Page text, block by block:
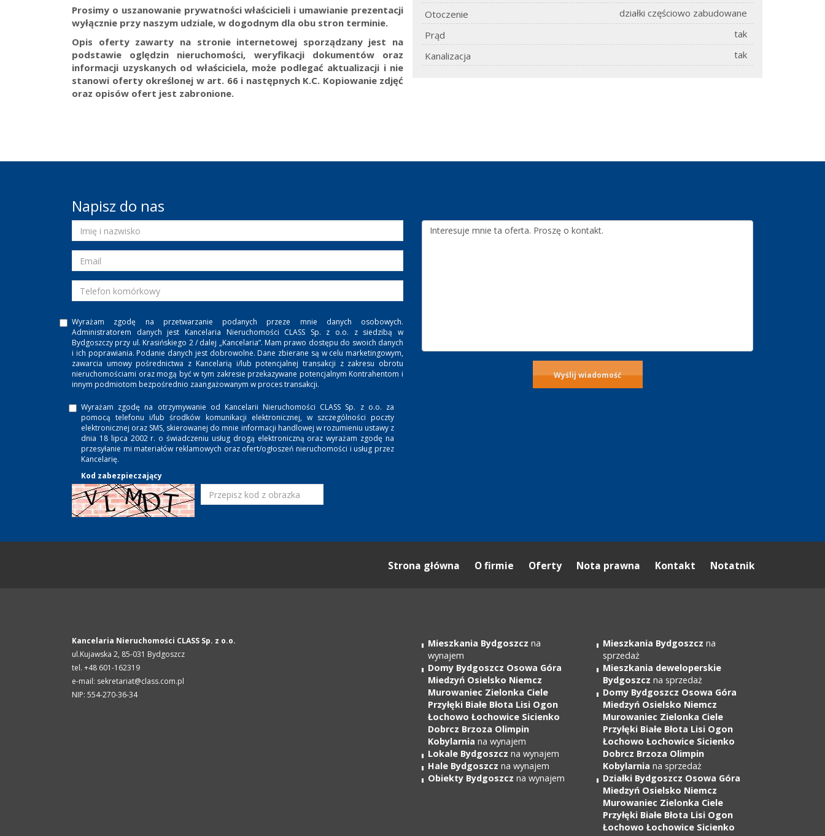
Prosimy o uszanowanie prywatności właścicieli i umawianie prezentacji
wyłącznie przy naszym udziale, w dogodnym dla obu stron terminie.
Opis oferty zawarty na stronie internetowej sporządzany jest na
podstawie oględzin nieruchomości, weryfikacji dokumentów oraz
informacji uzyskanych od właściciela, może podlegać aktualizacji i nie
stanowi oferty określonej w art. 66 i następnych K.C. Kopiowanie zdjęć
oraz opisów ofert jest zabronione.
Otoczenie
działki częściowo zabudowane
Prąd
tak
Kanalizacja
tak
Napisz do nas
Wyrażam zgodę na przetwarzanie podanych przeze mnie danych osobowych.
Administratorem danych jest Kancelaria Nieruchomości CLASS Sp. z o.o. z siedzibą w
Bydgoszczy przy ul. Krasińskiego 2 / dalej „Kancelaria”. Mam prawo dostępu do swoich danych
i ich poprawiania. Podanie danych jest dobrowolne. Dane zbierane są w celu marketingowym,
zawarcia umowy pośrednictwa z Kancelarią i/lub potencjalnej transakcji z zakresu obrotu
nieruchomościami oraz mogą być w tym zakresie przekazywane potencjalnym Kontrahentom i
innym podmiotom bezpośrednio zaangażowanym w proces transakcji.
Wyrażam zgodę na otrzymywanie od Kancelarii Nieruchomości CLASS Sp. z o.o. za
pomocą telefonu i/lub środków komunikacji elektronicznej, w szczególności poczty
elektronicznej oraz SMS, skierowanej do mnie informacji handlowej w rozumieniu ustawy z
dnia 18 lipca 2002 r. o świadczeniu usług drogą elektroniczną oraz wyrażam zgodę na
przesyłanie mi materiałów reklamowych oraz ofert/ogłoszeń nieruchomości i usług przez
Kancelarię.
Kod zabezpieczający
Strona główna O firmie Oferty Nota prawna Kontakt Notatnik
Kancelaria Nieruchomości CLASS Sp. z o.o.
ul.Kujawska 2, 85-031 Bydgoszcz
tel. +48 601-162319
e-mail: sekretariat@class.com.pl
NIP: 554-270-36-34
Mieszkania Bydgoszcz na
wynajem
Domy Bydgoszcz Osowa Góra
Miedzyń Osielsko Niemcz
Murowaniec Zielonka Ciele
Przyłęki Białe Błota Lisi Ogon
Łochowo Łochowice Sicienko
Dobrcz Brzoza Olimpin
Kobylarnia na wynajem
Lokale Bydgoszcz na wynajem
Hale Bydgoszcz na wynajem
Obiekty Bydgoszcz na wynajem
Mieszkania Bydgoszcz na
sprzedaż
Mieszkania deweloperskie
Bydgoszcz na sprzedaż
Domy Bydgoszcz Osowa Góra
Miedzyń Osielsko Niemcz
Murowaniec Zielonka Ciele
Przyłęki Białe Błota Lisi Ogon
Łochowo Łochowice Sicienko
Dobrcz Brzoza Olimpin
Kobylarnia na sprzedaż
Działki Bydgoszcz Osowa Góra
Miedzyń Osielsko Niemcz
Murowaniec Zielonka Ciele
Przyłęki Białe Błota Lisi Ogon
Łochowo Łochowice Sicienko